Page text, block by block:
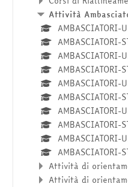
Attività
AMBASCIATORI-
AMBASCIATORI-
AMBASCIATORI-
AMBASCIATORI-
AMBASCIATORI-
AMBASCIATORI-
AMBASCIATORI-
AMBASCIATORI-
AMBASCIATORI-
AMBASCIATORI-
Attività di
Attività di